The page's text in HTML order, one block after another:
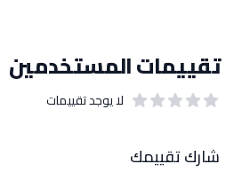
تقييمات المستخدمين
لا يوجد تقييمات
شارك تقييمك